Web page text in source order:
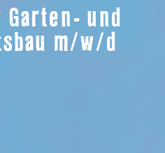
und
m/w/d